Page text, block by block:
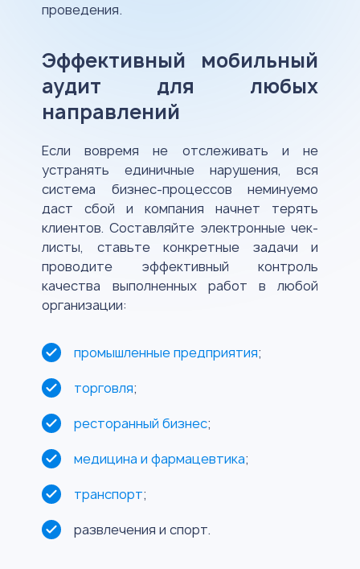
проведения.
Эффективный мобильный
аудит для любых
направлений
Если вовремя не отслеживать и не
устранять единичные нарушения, вся
система бизнес-процессов неминуемо
даст сбой и компания начнет терять
клиентов. Составляйте электронные чек-
листы, ставьте конкретные задачи и
проводите эффективный контроль
качества выполненных работ
в любой
организации:
промышленные предприятия;
торговля;
ресторанный бизнес;
медицина и фармацевтика;
транспорт;
развлечения и спорт.